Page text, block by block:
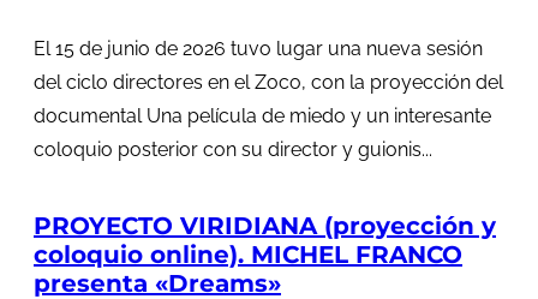
El 15 de junio de 2026 tuvo lugar una nueva sesión
del ciclo directores en el Zoco, con la proyección del
documental Una película de miedo y un interesante
coloquio posterior con su director y guionis...
PROYECTO VIRIDIANA (proyección y
coloquio online). MICHEL FRANCO
presenta «Dreams»